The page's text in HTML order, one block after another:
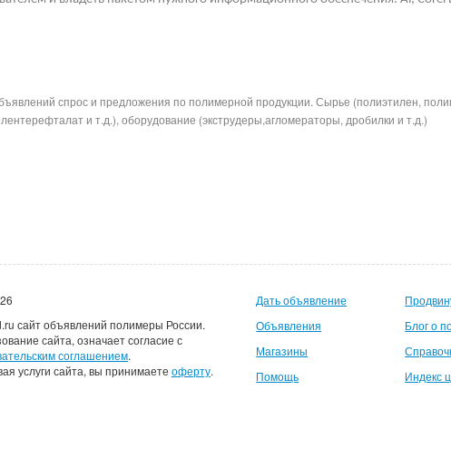
спрос и предложения по полимерной продукции. Сырье (полиэтилен,
и т.д.), оборудование (экструдеры,агломераторы, дробилки и т.д.)
сайт объявлений полимеры России.
сайта, означает согласие с
соглашением.
услуги сайта, вы принимаете оферту.
Дать объявление
Объявления
Магазины
Помощь
Блог о
Индекс